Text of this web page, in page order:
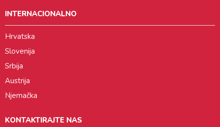
INTERNACIONALNO
Hrvatska
Slovenija
Srbija
Austrija
Njemačka
KONTAKTIRAJTE NAS